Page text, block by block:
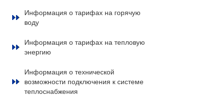
Информация о тарифах на горячую
воду
Информация о тарифах на тепловую
энергию
Информация о технической
возможности подключения к системе
теплоснабжения